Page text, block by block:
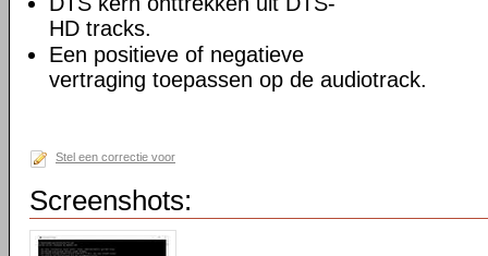
HD tracks.
Een positieve of negatieve
vertraging toepassen op de audiotrack.
Stel een correctie voor
Screenshots: